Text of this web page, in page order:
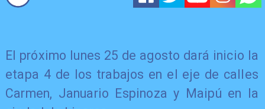
El próximo lunes 25 de agosto dará inicio la
etapa 4 de los trabajos en el eje de calles
Carmen, Januario Espinoza y Maipú en la